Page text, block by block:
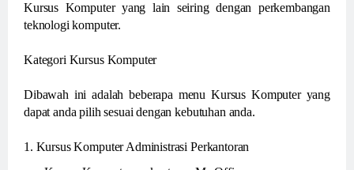
Kursus Komputer yang lain seiring dengan perkembangan
teknologi komputer.
Kategori Kursus Komputer
Dibawah ini adalah beberapa menu Kursus Komputer yang
dapat anda pilih sesuai dengan kebutuhan anda.
1. Kursus Komputer Administrasi Perkantoran